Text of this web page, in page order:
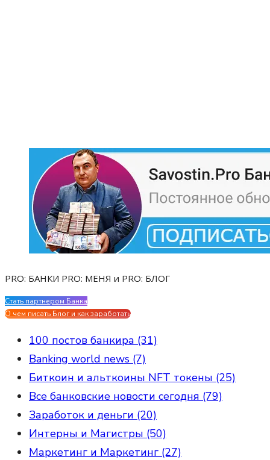
PRO: БАНКИ PRO: МЕНЯ и PRO: БЛОГ
Стать партнером Банка
О чем писать Блог и как заработать
100 постов банкира (31)
Banking world news (7)
Биткоин и альткоины NFT токены (25)
Все банковские новости сегодня (79)
Заработок и деньги (20)
Интерны и Магистры (50)
Маркетинг и Маркетинг (27)